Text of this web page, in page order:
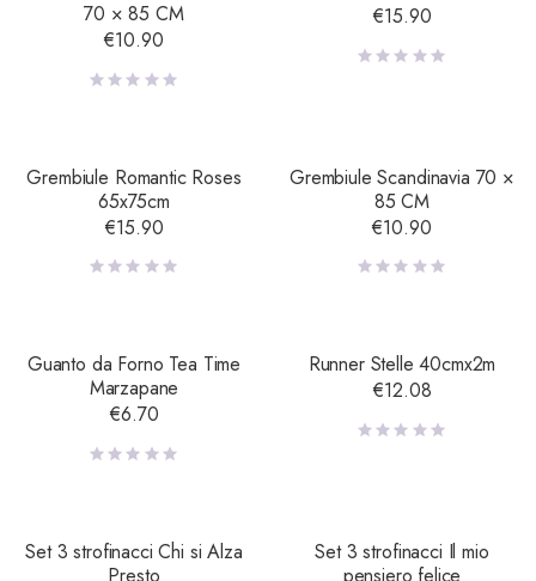
70 × 85 CM
€10.90
€15.90
Grembiule Romantic Roses
65x75cm
€15.90
Grembiule Scandinavia 70 ×
85 CM
€10.90
Guanto da Forno Tea Time
Marzapane
€6.70
Runner Stelle 40cmx2m
€12.08
Set 3 strofinacci Chi si Alza
Set 3 strofinacci Il mio